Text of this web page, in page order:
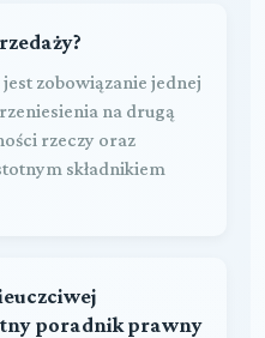
zobowiązanie jednej
na drugą
rzeczy oraz
składnikiem
poradnik prawny